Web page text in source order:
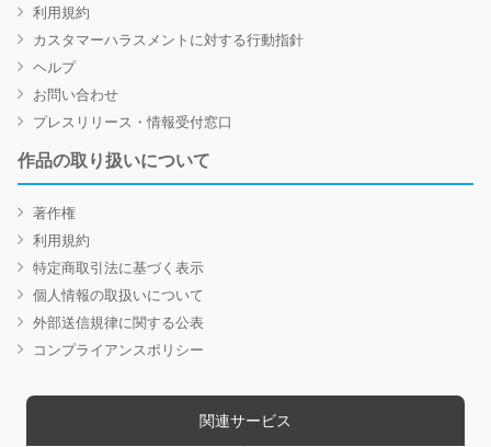
利用規約
カスタマーハラスメントに対する行動指針
ヘルプ
お問い合わせ
プレスリリース・情報受付窓口
作品の取り扱いについて
著作権
利用規約
特定商取引法に基づく表示
個人情報の取扱いについて
外部送信規律に関する公表
コンプライアンスポリシー
関連サービス